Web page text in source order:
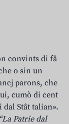
convints di fâ
o sin un
parons, che
cumò di cent
Stât talian».
Patrie dal